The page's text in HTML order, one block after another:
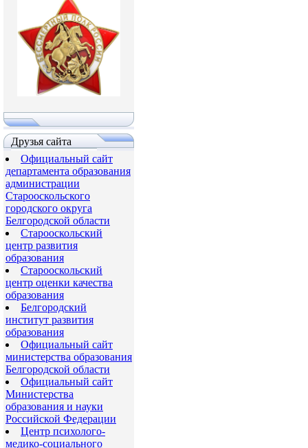
Друзья сайта
Официальный сайт
департамента образования
администрации
Старооскольского
городского округа
Белгородской области
Старооскольский
центр развития
образования
Старооскольский
центр оценки качества
образования
Белгородский
институт развития
образования
Официальный сайт
министерства образования
Белгородской области
Официальный сайт
Министерства
образования и науки
Российской Федерации
Центр психолого-
медико-социального